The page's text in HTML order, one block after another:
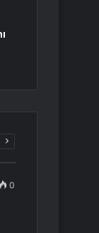
Sonraki
0